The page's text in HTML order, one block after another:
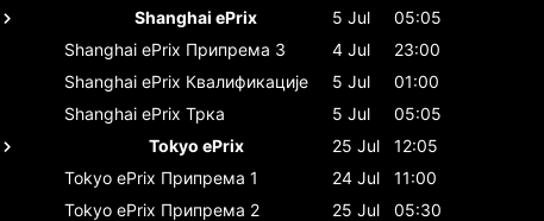
Shanghai ePrix
5 Jul
05:05
Shanghai ePrix Припрема 3 4 Jul
23:00
Shanghai ePrix Квалификације 5 Jul
01:00
Shanghai ePrix Трка 5 Jul
05:05
Tokyo ePrix
25 Jul
12:05
Tokyo ePrix Припрема 1 24 Jul
11:00
Tokyo ePrix Припрема 2 25 Jul
05:30